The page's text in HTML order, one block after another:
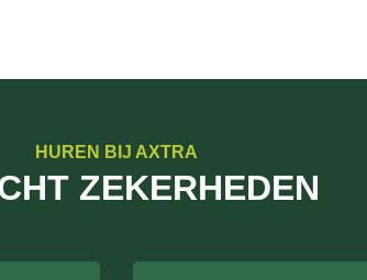
HUREN BIJ AXTRA
ZEKERHEDEN